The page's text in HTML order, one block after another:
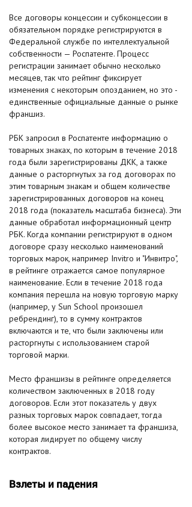
Все договоры концессии и субконцессии в
обязательном порядке регистрируются в
Федеральной службе по интеллектуальной
собственности — Роспатенте. Процесс
регистрации занимает обычно несколько
месяцев, так что рейтинг фиксирует
изменения с некоторым опозданием, но это -
единственные официальные данные о рынке
франшиз.
РБК запросил в Роспатенте информацию о
товарных знаках, по которым в течение 2018
года были зарегистрированы ДКК, а также
данные о расторгнутых за год договорах по
этим товарным знакам и общем количестве
зарегистрированных договоров на конец
2018 года (показатель масштаба бизнеса). Эти
данные обработал информационный центр
РБК. Когда компании регистрируют в одном
договоре сразу несколько наименований
торговых марок, например Invitro и "Инвитро",
в рейтинге отражается самое популярное
наименование. Если в течение 2018 года
компания перешла на новую торговую марку
(например, у Sun School произошел
ребрендинг), то в сумму контрактов
включаются и те, что были заключены или
расторгнуты с использованием старой
торговой марки.
Место франшизы в рейтинге определяется
количеством заключенных в 2018 году
договоров. Если этот показатель у двух
разных торговых марок совпадает, тогда
более высокое место занимает та франшиза,
которая лидирует по общему числу
контрактов.
Взлеты и падения